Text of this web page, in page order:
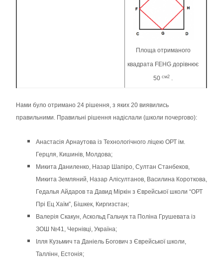
Площа отриманого
квадрата FEHG дорівнює
50 см2 .
Нами було отримано 24 рішення, з яких 20 виявились
правильними. Правильні рішення надіслали (школи почергово):
Анастасія Арнаутова із Технологічного ліцею ОРТ ім.
Герцля, Кишинів, Молдова;
Микита Даниленко, Назар Шапіро, Султан Станбеков,
Микита Земляний, Назар Алісултанов, Василина Короткова,
Гедалья Айдаров та Давид Міркін з Єврейської школи “ОРТ
Прі Ец Хаїм”, Бішкек, Киргизстан;
Валерія Скакун, Аскольд Гальчук та Поліна Грушевата із
ЗОШ №41, Чернівці, Україна;
Ілля Кузьмич та Даніель Богович з Єврейської школи,
Таллінн, Естонія;